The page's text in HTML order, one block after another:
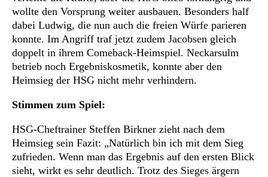
wollte den Vorsprung weiter ausbauen. Besonders half
dabei Ludwig, die nun auch die freien Würfe parieren
konnte. Im Angriff traf jetzt zudem Jacobsen gleich
doppelt in ihrem Comeback-Heimspiel. Neckarsulm
betrieb noch Ergebniskosmetik, konnte aber den
Heimsieg der HSG nicht mehr verhindern.
Stimmen zum Spiel:
HSG-Cheftrainer Steffen Birkner zieht nach dem
Heimsieg sein Fazit: „Natürlich bin ich mit dem Sieg
zufrieden. Wenn man das Ergebnis auf den ersten Blick
sieht, wirkt es sehr deutlich. Trotz des Sieges ärgern